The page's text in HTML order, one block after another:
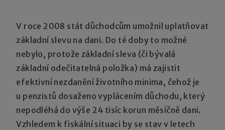
V roce 2008 stát důchodcům umožnil uplatňovat
základní slevu na dani. Do té doby to možné
nebylo, protože základní sleva (či bývalá
základní odečitatelná položka) má zajistit
efektivní nezdanění životního minima, čehož je
u penzistů dosaženo vyplácením důchodu, který
nepodléhá do výše 24 tisíc korun měsíčně dani.
Vzhledem k fiskální situaci by se stav v letech